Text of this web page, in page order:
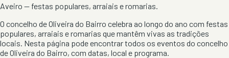
Aveiro — festas populares, arraiais e romarias.
O concelho deOliveira do Bairro celebra ao longo do ano com festas
populares, arraiais e romarias que mantêm vivas as tradições
locais. Nesta página pode encontrar todos os eventos do concelho
deOliveira do Bairro, com datas, local e programa.